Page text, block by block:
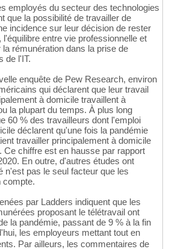
employés du secteur des technologies
que la possibilité de travailler de
incidence sur leur décision de rester
l'équilibre entre vie professionnelle et
rémunération dans la prise de
de l'IT.
enquête de Pew Research, environ
qui déclarent que leur travail
à domicile travaillent à
la plupart du temps. À plus long
60 % des travailleurs dont l'emploi
déclarent qu'une fois la pandémie
travailler principalement à domicile
Ce chiffre est en hausse par rapport
En outre, d'autres études ont
n'est pas le seul facteur que les
compte.
par Ladders indiquent que les
proposant le télétravail ont
la pandémie, passant de 9 % à la fin
les employeurs mettant tout en
Par ailleurs, les commentaires de